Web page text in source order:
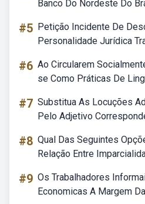
Banco Do Nordeste Do
#5 Petição Incidente De
Personalidade Jurídica
#6 Ao Circularem
se Como Práticas De
#7 Substitua As Locuções
Pelo Adjetivo
#8 Qual Das Seguintes
Relação Entre
#9 Os Trabalhadores
Economicas A Margem